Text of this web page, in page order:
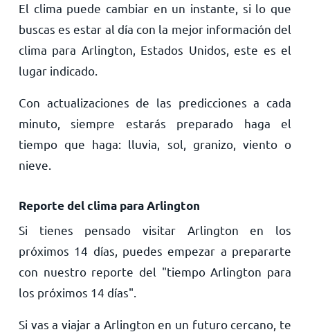
El clima puede cambiar en un instante, si lo que
buscas es estar al día con la mejor información del
clima para Arlington, Estados Unidos, este es el
lugar indicado.
Con actualizaciones de las predicciones a cada
minuto, siempre estarás preparado haga el
tiempo que haga: lluvia, sol, granizo, viento o
nieve.
Reporte del clima para Arlington
Si tienes pensado visitar Arlington en los
próximos 14 días, puedes empezar a prepararte
con nuestro reporte del "tiempo Arlington para
los próximos 14 días".
Si vas a viajar a Arlington en un futuro cercano, te